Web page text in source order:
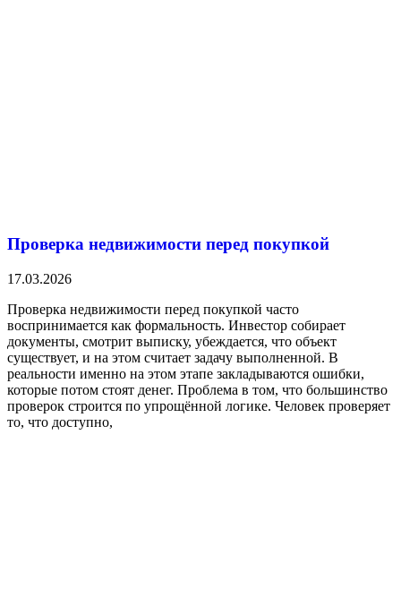
Проверка недвижимости перед покупкой
17.03.2026
Проверка недвижимости перед покупкой часто
воспринимается как формальность. Инвестор собирает
документы, смотрит выписку, убеждается, что объект
существует, и на этом считает задачу выполненной. В
реальности именно на этом этапе закладываются ошибки,
которые потом стоят денег. Проблема в том, что большинство
проверок строится по упрощённой логике. Человек проверяет
то, что доступно,